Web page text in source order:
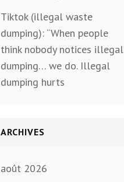
Tiktok (illegal waste
dumping): “When people
think nobody notices illegal
dumping… we do. Illegal
dumping hurts
ARCHIVES
août 2026